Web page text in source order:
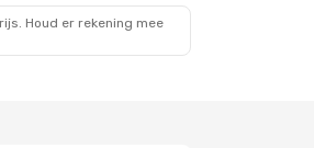
Houd er rekening mee